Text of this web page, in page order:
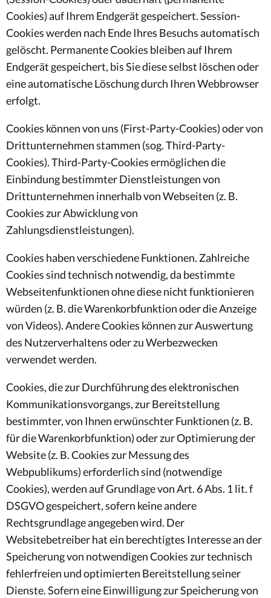
Cookies) auf Ihrem Endgerät gespeichert. Session-
Cookies werden nach Ende Ihres Besuchs automatisch
gelöscht. Permanente Cookies bleiben auf Ihrem
Endgerät gespeichert, bis Sie diese selbst löschen oder
eine automatische Löschung durch Ihren Webbrowser
erfolgt.
Cookies können von uns (First-Party-Cookies) oder von
Drittunternehmen stammen (sog. Third-Party-
Cookies). Third-Party-Cookies ermöglichen die
Einbindung bestimmter Dienstleistungen von
Drittunternehmen innerhalb von Webseiten (z. B.
Cookies zur Abwicklung von
Zahlungsdienstleistungen).
Cookies haben verschiedene Funktionen. Zahlreiche
Cookies sind technisch notwendig, da bestimmte
Webseitenfunktionen ohne diese nicht funktionieren
würden (z. B. die Warenkorbfunktion oder die Anzeige
von Videos). Andere Cookies können zur Auswertung
des Nutzerverhaltens oder zu Werbezwecken
verwendet werden.
Cookies, die zur Durchführung des elektronischen
Kommunikationsvorgangs, zur Bereitstellung
bestimmter, von Ihnen erwünschter Funktionen (z. B.
für die Warenkorbfunktion) oder zur Optimierung der
Website (z. B. Cookies zur Messung des
Webpublikums) erforderlich sind (notwendige
Cookies), werden auf Grundlage von Art. 6 Abs. 1 lit. f
DSGVO gespeichert, sofern keine andere
Rechtsgrundlage angegeben wird. Der
Websitebetreiber hat ein berechtigtes Interesse an der
Speicherung von notwendigen Cookies zur technisch
fehlerfreien und optimierten Bereitstellung seiner
Dienste. Sofern eine Einwilligung zur Speicherung von